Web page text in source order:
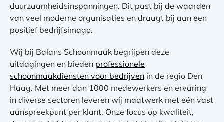
duurzaamheidsinspanningen. Dit past bij de waarden
van veel moderne organisaties en draagt bij aan een
positief bedrijfsimago.
Wij bij Balans Schoonmaak begrijpen deze
uitdagingen en bieden professionele
schoonmaakdiensten voor bedrijven in de regio Den
Haag. Met meer dan 1000 medewerkers en ervaring
in diverse sectoren leveren wij maatwerk met één vast
aanspreekpunt per klant. Onze focus op kwaliteit,